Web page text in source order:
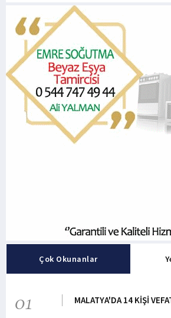
Çok Okunanlar
01 MALATYA'DA 14 KİŞİ